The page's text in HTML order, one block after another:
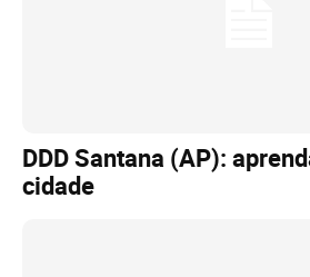
DDD Santana (AP):
cidade